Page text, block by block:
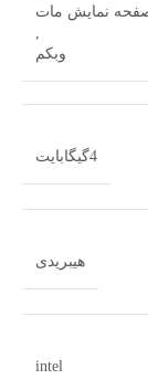
نمایش مات
,
وبکم
4گیگابایت
هیبریدی
intel